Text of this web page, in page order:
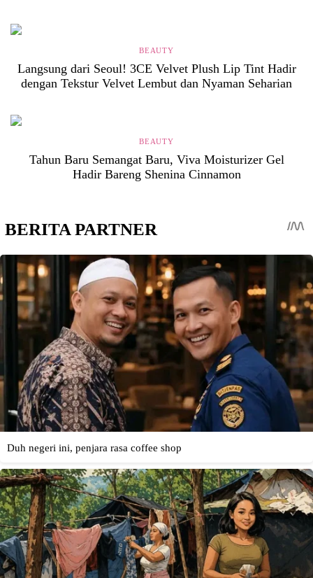
BEAUTY
Langsung dari Seoul! 3CE Velvet Plush Lip Tint Hadir
dengan Tekstur Velvet Lembut dan Nyaman Seharian
BEAUTY
Tahun Baru Semangat Baru, Viva Moisturizer Gel
Hadir Bareng Shenina Cinnamon